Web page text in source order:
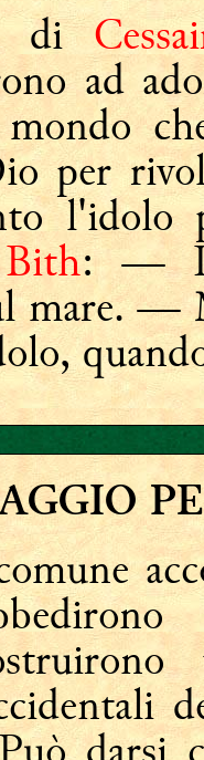
di
ad
per
l'idolo
Bith: —
mare. —